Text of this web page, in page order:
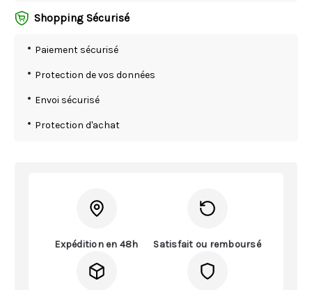
Shopping Sécurisé
Paiement sécurisé
Protection de vos données
Envoi sécurisé
Protection d'achat
Expédition en 48h Satisfait ou remboursé